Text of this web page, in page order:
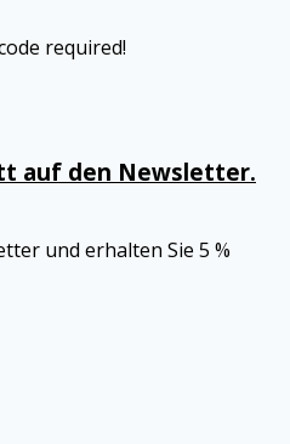
required!
auf den Newsletter.
und erhalten Sie 5 %